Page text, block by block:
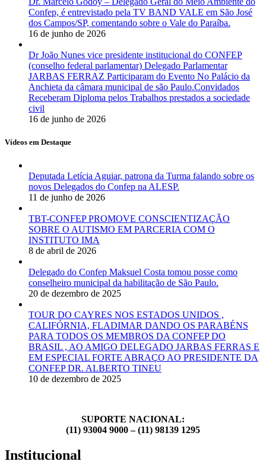
Confep, é entrevistado pela TV BAND VALE em São José
dos Campos/SP, comentando sobre o Vale do Paraíba.
16 de junho de 2026
Dr João Nunes vice presidente institucional do CONFEP
(conselho federal parlamentar) Delegado Parlamentar
JARBAS FERRAZ Participaram do Evento No Palácio da
Anchieta da câmara municipal de são Paulo.Convidados
Receberam Diploma pelos Trabalhos prestados a sociedade
civil
16 de junho de 2026
Vídeos em Destaque
Deputada Letícia Aguiar, patrona da Turma falando sobre os
novos Delegados do Confep na ALESP.
11 de junho de 2026
TBT-CONFEP PROMOVE CONSCIENTIZAÇÃO
SOBRE O AUTISMO EM PARCERIA COM O
INSTITUTO IMA
8 de abril de 2026
Delegado do Confep Maksuel Costa tomou posse como
conselheiro municipal da habilitação de São Paulo.
20 de dezembro de 2025
TOUR DO CAYRES NOS ESTADOS UNIDOS ,
CALIFÓRNIA, FLADIMAR DANDO OS PARABÉNS
PARA TODOS OS MEMBROS DA CONFEP DO
BRASIL , AO AMIGO DELEGADO JARBAS FERRAS E
EM ESPECIAL FORTE ABRAÇO AO PRESIDENTE DA
CONFEP DR. ALBERTO TINEU
10 de dezembro de 2025
SUPORTE NACIONAL:
(11) 93004 9000 – (11) 98139 1295
Institucional